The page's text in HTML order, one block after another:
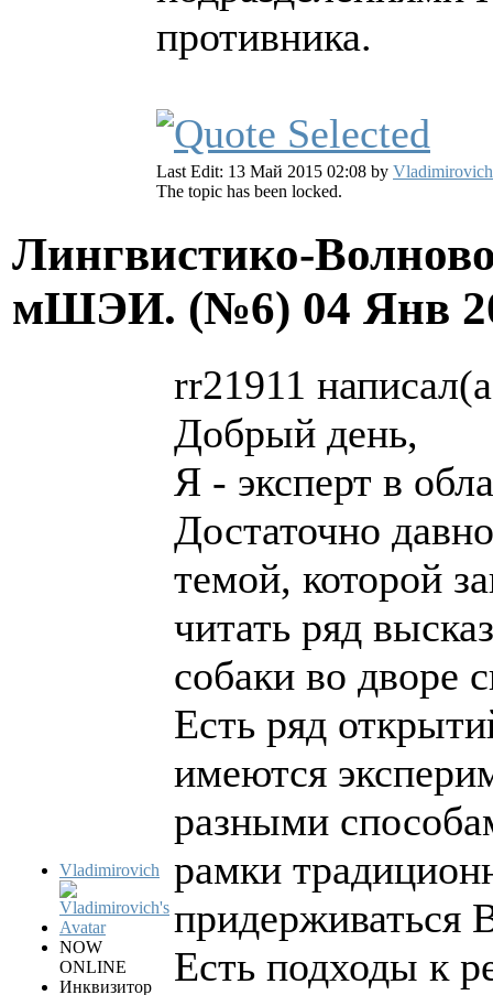
противника.
Last Edit: 13 Май 2015 02:08 by Vladimirovich
The topic has been locked.
Лингвистико-
мШЭИ. (№6) 04 Янв
Vladimirovich
NOW
ONLINE
Инквизитор
rr21911
Добрый день,
Я - эксперт в
Достаточно
темой, которой
читать ряд
собаки во дворе
Есть ряд
имеются
разными
рамки
Есть подходы к